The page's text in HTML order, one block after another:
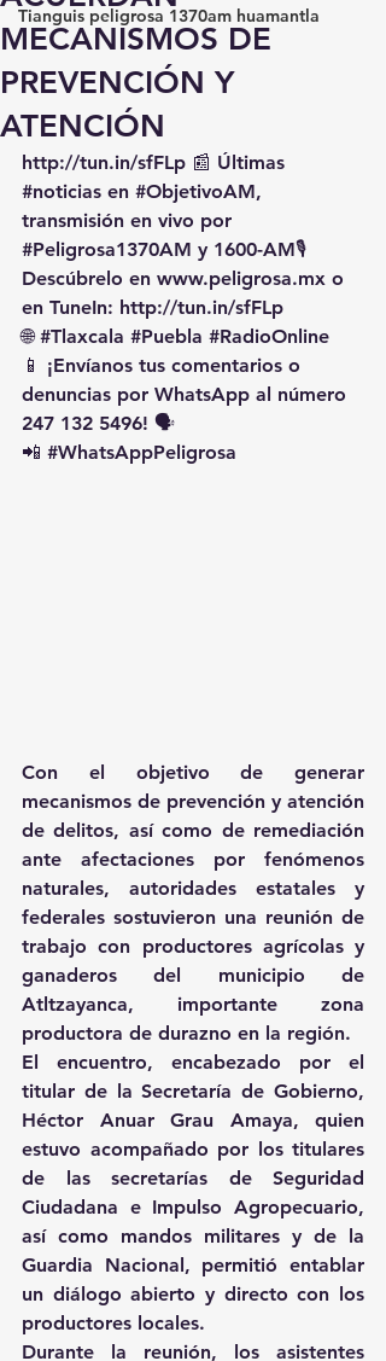
Tianguis peligrosa 1370am huamantla
MECANISMOS DE
PREVENCIÓN Y
ATENCIÓN
http://tun.in/sfFLp 📰 Últimas
#noticias en #ObjetivoAM,
transmisión en vivo por
#Peligrosa1370AM y 1600-AM🎙️
Descúbrelo en www.peligrosa.mx o
en TuneIn: http://tun.in/sfFLp
🌐 #Tlaxcala #Puebla #RadioOnline
📱 ¡Envíanos tus comentarios o
denuncias por WhatsApp al número
247 132 5496! 🗣️
📲 #WhatsAppPeligrosa
Con el objetivo de generar
mecanismos de prevención y atención
de delitos, así como de remediación
ante afectaciones por fenómenos
naturales, autoridades estatales y
federales sostuvieron una reunión de
trabajo con productores agrícolas y
ganaderos del municipio de
Atltzayanca, importante zona
productora de durazno en la región.
El encuentro, encabezado por el
titular de la Secretaría de Gobierno,
Héctor Anuar Grau Amaya, quien
estuvo acompañado por los titulares
de las secretarías de Seguridad
Ciudadana e Impulso Agropecuario,
así como mandos militares y de la
Guardia Nacional, permitió entablar
un diálogo abierto y directo con los
productores locales.
Durante la reunión, los asistentes